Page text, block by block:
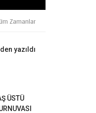
Zamanlar
yazıldı
ÜSTÜ